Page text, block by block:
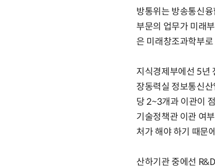
방통위는 방송통신
부문의 업무가 미래
은 미래창조과학부
지식경제부에선 5년
장동력실 정보통신
당 2~3개과 이관이
기술정책관 이관 여
처가 해야 하기 때문
산하기관 중에선